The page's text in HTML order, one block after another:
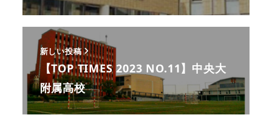
新しい投稿
【TOP TIMES 2023 NO.11】中央大
附属高校